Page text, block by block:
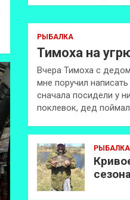
РЫБАЛКА
Тимоха на
Вчера Тимоха с
мне поручил
сначала посидели у
поклевок, дед
РЫБАЛКА